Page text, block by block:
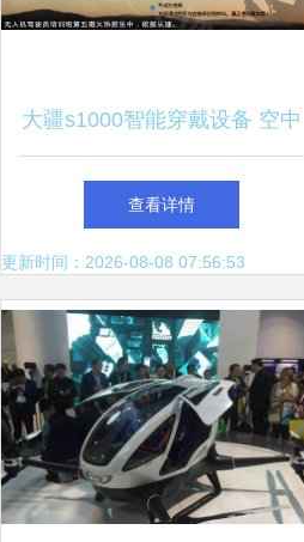
大疆s1000智能穿戴设备 空中
飞行新体验
查看详情
更新时间：2026-08-08 07:56:53